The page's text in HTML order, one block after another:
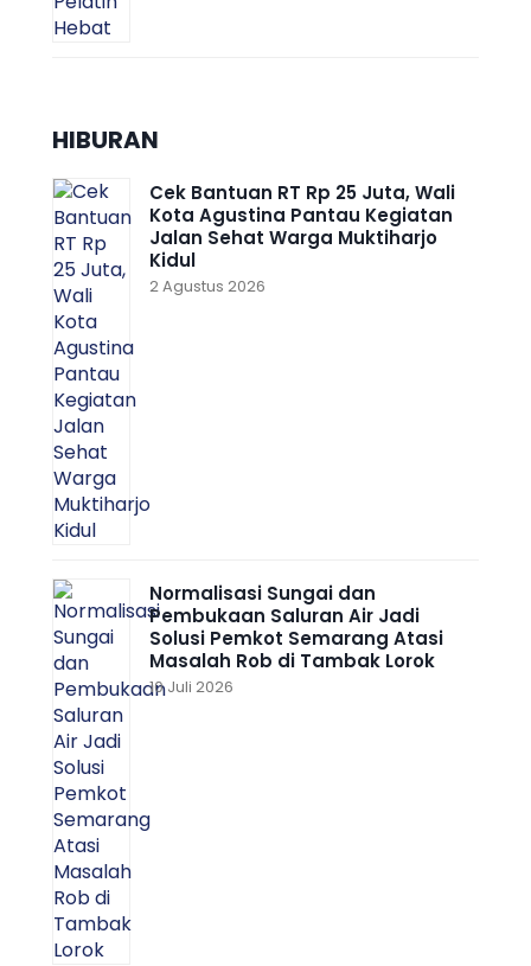
HIBURAN
Cek Bantuan RT Rp 25 Juta, Wali
Kota Agustina Pantau Kegiatan
Jalan Sehat Warga Muktiharjo
Kidul
2 Agustus 2026
Normalisasi Sungai dan
Pembukaan Saluran Air Jadi
Solusi Pemkot Semarang Atasi
Masalah Rob di Tambak Lorok
10 Juli 2026